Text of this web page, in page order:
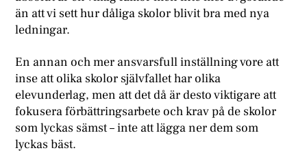
än att vi sett hur dåliga skolor blivit bra med nya
ledningar.
En annan och mer ansvarsfull inställning vore att
inse att olika skolor självfallet har olika
elevunderlag, men att det då är desto viktigare att
fokusera förbättringsarbete och krav på de skolor
som lyckas sämst – inte att lägga ner dem som
lyckas bäst.